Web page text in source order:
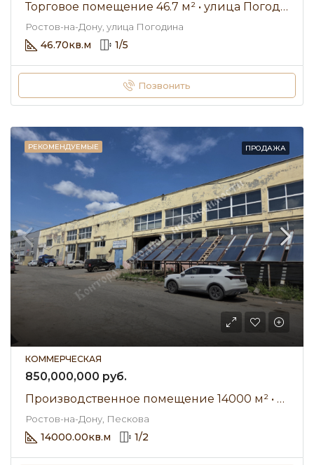
Торговое помещение 46.7 м² • улица Погодина • Продажа
Ростов-на-Дону, улица Погодина
46.70кв.м 1/5
Позвонить
РЕКОМЕНДУЕМЫЕ ПРОДАЖА
КОММЕРЧЕСКАЯ
850,000,000 руб.
Производственное помещение 14000 м² • Пескова • Продажа
Ростов-на-Дону, Пескова
14000.00кв.м 1/2